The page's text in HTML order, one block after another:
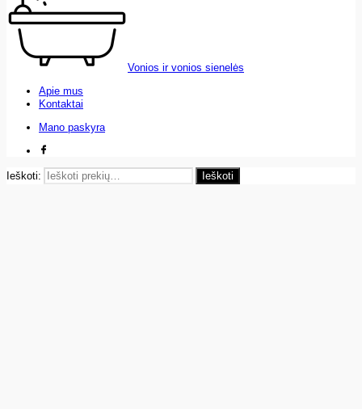
Vonios ir vonios sienelės
Apie mus
Kontaktai
Mano paskyra
Ieškoti: Ieškoti